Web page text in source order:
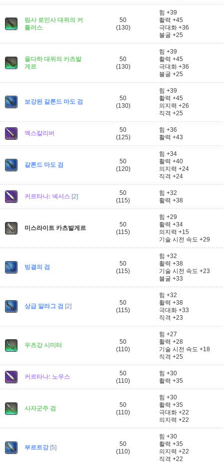
림사 로민사 대위의 커
틀러스
50
(130)
힘 +39
활력 +45
극대화 +36
불굴 +25
울다하 대위의 카츠발
게르
50
(130)
힘 +39
활력 +45
극대화 +36
불굴 +25
보강된 갈론드 마도 검
50
(130)
힘 +39
활력 +45
의지력 +26
직격 +25
엑스칼리버
50
(125)
힘 +36
활력 +43
갈론드 마도 검
50
(120)
힘 +34
활력 +40
의지력 +24
직격 +24
커르타나: 넥서스 [2]
50
(115)
힘 +32
활력 +38
미스라이트 카츠발게르
50
(115)
힘 +29
활력 +34
의지력 +15
기술 시전 속도 +29
빙결의 검
50
(115)
힘 +32
활력 +38
기술 시전 속도 +23
불굴 +33
상급 알라그 검 [2]
50
(115)
힘 +32
활력 +38
극대화 +33
직격 +23
우츠강 시미터
50
(110)
힘 +27
활력 +28
기술 시전 속도 +18
직격 +25
커르타나: 노우스
50
(110)
힘 +30
활력 +35
사자군주 검
50
(110)
힘 +30
활력 +35
극대화 +22
의지력 +22
부르트강 [5]
50
(110)
힘 +30
활력 +35
의지력 +22
직격 +22